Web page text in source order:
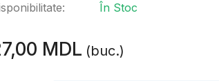
În Stoc
MDL (buc.)